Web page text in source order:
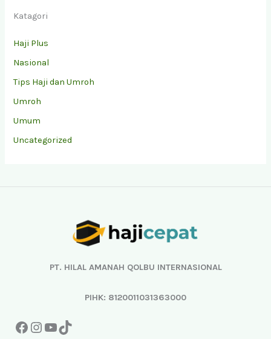
Katagori
Haji Plus
Nasional
Tips Haji dan Umroh
Umroh
Umum
Uncategorized
PT. HILAL AMANAH QOLBU INTERNASIONAL
PIHK: 8120011031363000
Instagram
YouTube
TikTok